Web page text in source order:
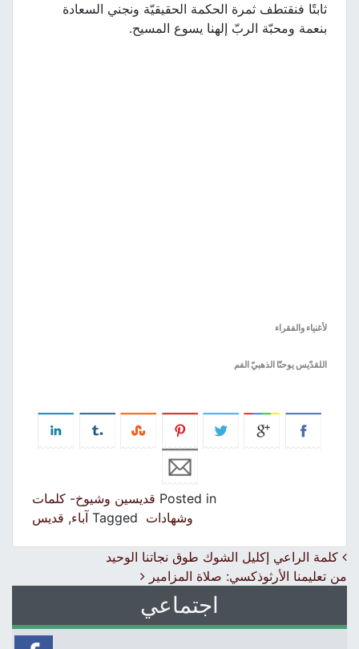
ثابتًا فنقتطف ثمرة الحكمة الحقيقيّة ونجني السعادة
بنعمة ومحبّة الربّ إلهنا يسوع المسيح.
لأغنياء والفقراء
للقدّيس يوحنّا الذهبيّ الفم
Posted in قديسين وشيوخ- كلمات
وشهادات Tagged آباء,قديس
Post navigation
كلمة الراعي إكليل الشوك طوق نجاتنا الوحيد
من تعليمنا الأرثوذكسي: صلاة المزامير
اجتماعي